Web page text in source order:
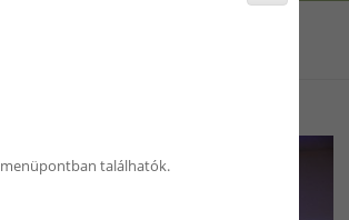
menüpontban találhatók.